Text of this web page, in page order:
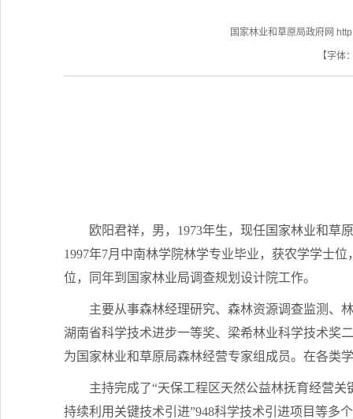
国家林业和草原局政府网
【字体
欧阳君祥，男，1973年生，现任国家林业和草
1997年7月中南林学院林学专业毕业，获农学学士
位，同年到国家林业局调查规划设计院工作。
主要从事森林经理研究、森林资源调查监测、
湖南省科学技术进步一等奖、梁希林业科学技术奖
为国家林业和草原局森林经营专家组成员。在各类
主持完成了“天保工程区天然公益林抚育经营
持续利用关键技术引进”948科学技术引进项目等多